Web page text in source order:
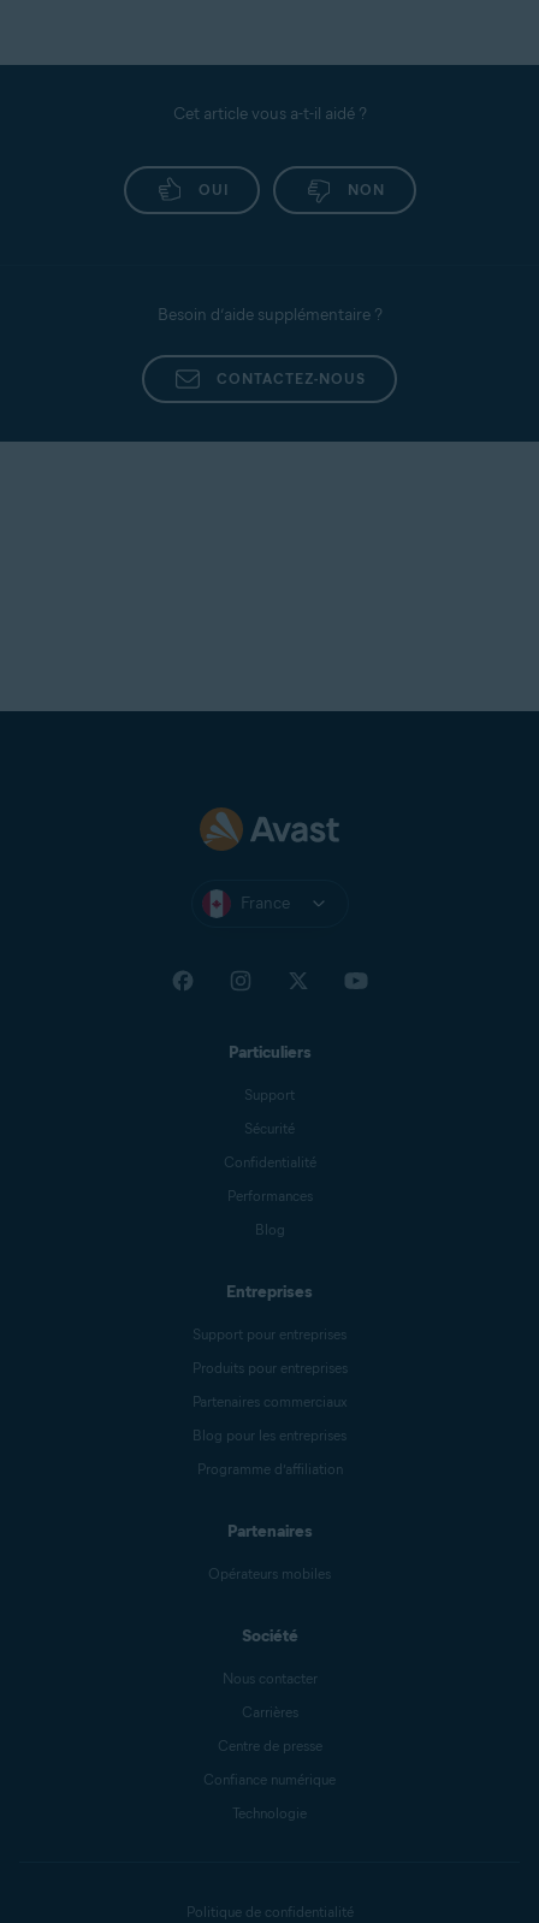
Cet article vous a-t-il aidé ?
OUI NON
Besoin d’aide supplémentaire ?
CONTACTEZ-NOUS
France
Particuliers
Support
Sécurité
Confidentialité
Performances
Blog
Entreprises
Support pour entreprises
Produits pour entreprises
Partenaires commerciaux
Blog pour les entreprises
Programme d’affiliation
Partenaires
Opérateurs mobiles
Société
Nous contacter
Carrières
Centre de presse
Confiance numérique
Technologie
Politique de confidentialité